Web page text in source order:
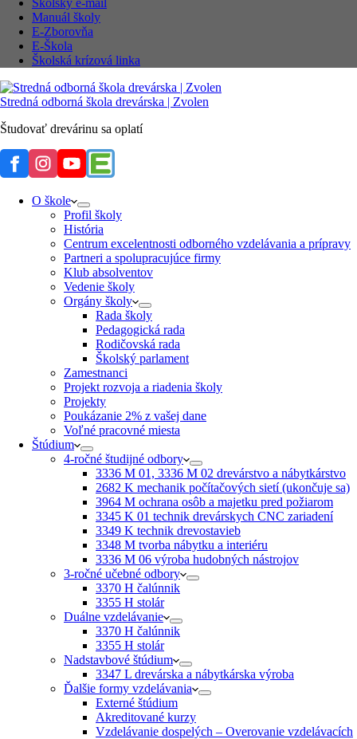
Školský e-mail
Manuál školy
E-Zborovňa
E-Škola
Školská krízová linka
Stredná odborná škola drevárska | Zvolen
Študovať drevárinu sa oplatí
O škole
Profil školy
História
Centrum excelentnosti odborného vzdelávania a prípravy
Partneri a spolupracujúce firmy
Klub absolventov
Vedenie školy
Orgány školy
Rada školy
Pedagogická rada
Rodičovská rada
Školský parlament
Zamestnanci
Projekt rozvoja a riadenia školy
Projekty
Poukázanie 2% z vašej dane
Voľné pracovné miesta
Štúdium
4-ročné študijné odbory
3336 M 01, 3336 M 02 drevárstvo a nábytkárstvo
2682 K mechanik počítačových sietí (ukončuje sa)
3964 M ochrana osôb a majetku pred požiarom
3345 K 01 technik drevárskych CNC zariadení
3349 K technik drevostavieb
3348 M tvorba nábytku a interiéru
3336 M 06 výroba hudobných nástrojov
3-ročné učebné odbory
3370 H čalúnnik
3355 H stolár
Duálne vzdelávanie
3370 H čalúnnik
3355 H stolár
Nadstavbové štúdium
3347 L drevárska a nábytkárska výroba
Ďalšie formy vzdelávania
Externé štúdium
Akreditované kurzy​
Vzdelávanie dospelých – Overovanie vzdelávacích